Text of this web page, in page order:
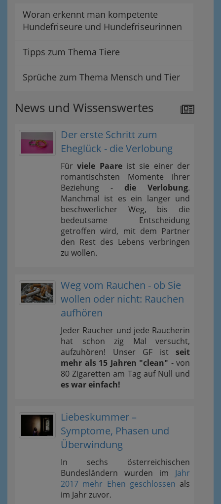
Woran erkennt man kompetente
Hundefriseure und Hundefriseurinnen
Tipps zum Thema Tiere
Sprüche zum Thema Mensch und Tier
News und Wissenswertes
Der erste Schritt zum
Eheglück - die Verlobung
Fürviele Paareist sie einer der
romantischsten Momente ihrer
Beziehung - die Verlobung.
Manchmal ist es ein langer und
beschwerlicher Weg, bis die
bedeutsame Entscheidung
getroffen wird, mit dem Partner
den Rest des Lebens verbringen
zu wollen.
Weg vom Rauchen - ob Sie
wollen oder nicht: Rauchen
aufhören
Jeder Raucher und jede Raucherin
hat schon zig Mal versucht,
aufzuhören! Unser GF ist seit
mehr als 15 Jahren "clean" - von
80 Zigaretten am Tag auf Null und
es war einfach!
Liebeskummer –
Symptome, Phasen und
Überwindung
In sechs österreichischen
Bundesländern wurden im Jahr
2017 mehr Ehen geschlossen als
im Jahr zuvor.